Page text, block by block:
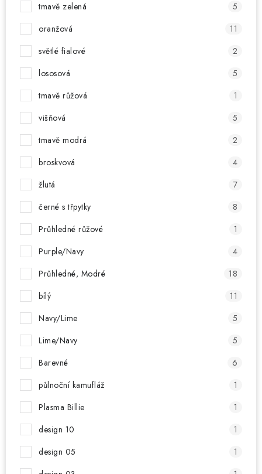
tmavě zelená
5
oranžová
11
světlé fialové
2
lososová
5
tmavě růžová
1
višňová
5
tmavě modrá
2
broskvová
4
žlutá
7
černé s třpytky
8
Průhledné růžové
1
Purple/Navy
4
Průhledné, Modré
18
bílý
11
Navy/Lime
5
Lime/Navy
5
Barevné
6
půlnoční kamufláž
1
Plasma Billie
1
design 10
1
design 05
1